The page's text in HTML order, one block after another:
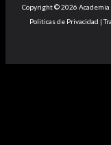
Copyright © 2026 Academia
Politicas de Privacidad |